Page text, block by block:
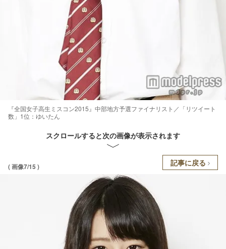
『全国女子高生ミスコン2015』中部地方予選ファイナリスト／「リツイート
数」1位：ゆいたん
スクロールすると次の画像が表示されます
( 画像7/15 ) 記事に戻る